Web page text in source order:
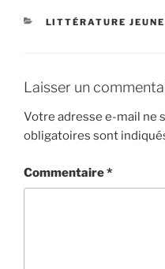
CATÉGORIES
LITTÉRATURE
Laisser un
Votre adresse e-mail ne
obligatoires sont
Commentaire*